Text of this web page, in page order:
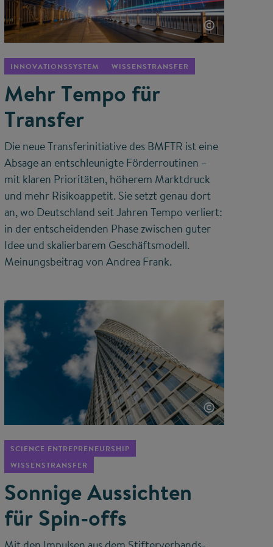
©
INNOVATIONSSYSTEM WISSENSTRANSFER
Mehr Tempo für
Transfer
Die neue Transferinitiative des BMFTR ist eine
Absage an entschleunigte Förderroutinen –
mit klaren Prioritäten, höherem Marktdruck
und mehr Risikoappetit. Sie setzt genau dort
an, wo Deutschland seit Jahren Tempo verliert:
in der entscheidenden Phase zwischen guter
Idee und skalierbarem Geschäftsmodell.
Meinungsbeitrag von Andrea Frank.
©
SCIENCE ENTREPRENEURSHIP
WISSENSTRANSFER
Sonnige Aussichten
für Spin-offs